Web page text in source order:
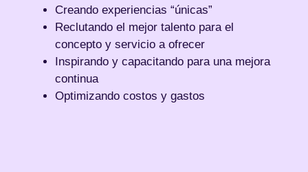
Creando experiencias “únicas”
Reclutando el mejor talento para el
concepto y servicio a ofrecer
Inspirando y capacitando para una mejora
continua
Optimizando costos y gastos